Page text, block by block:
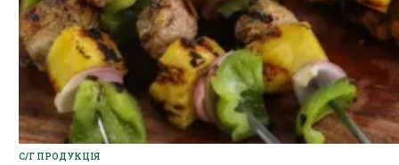
С/Г ПРОДУКЦІЯ